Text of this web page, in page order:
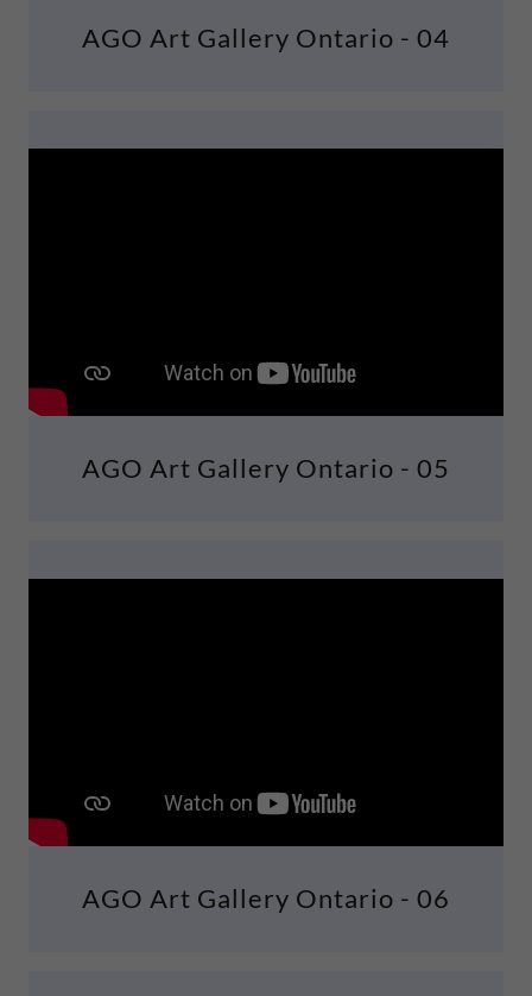
AGO Art Gallery Ontario - 04
AGO Art Gallery Ontario - 05
AGO Art Gallery Ontario - 06